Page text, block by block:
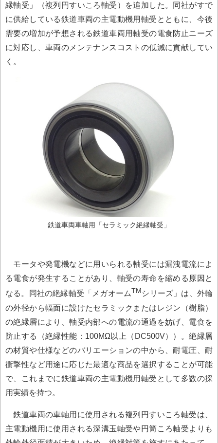
縁軸受」（複列円すいころ軸受）を追加した。同社がすで
に供給している鉄道車両の主電動機用軸受とともに、今後
需要の増加が予想される鉄道車両用軸受の電食防止ニーズ
に対応し、車両のメンテナンスコストの低減に貢献してい
く。
鉄道車両車軸用「セラミック絶縁軸受」
モータや発電機などに用いられる軸受には漏洩電流によ
る電食が発生することがあり、軸受の寿命を縮める原因と
なる。同社の絶縁軸受「メガオームTM シリーズ」は、外輪
の外径から幅面に設けたセラミックまたはレジン（樹脂）
の絶縁層により、軸受内部への電流の通過を妨げ、電食を
防止する（絶縁性能：100MΩ以上（DC500V））。絶縁層
の材質や仕様などのバリエーションの中から、耐電圧、耐
衝撃性など用途に応じた最適な商品を選択することが可能
で、これまでに鉄道車両の主電動機用軸受として多数の採
用実績を持つ。
鉄道車両の車軸用に使用される複列円すいころ軸受は、
主電動機用に使用される深溝玉軸受や円筒ころ軸受よりも